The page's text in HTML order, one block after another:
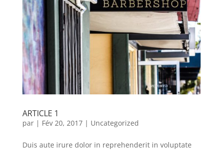
ARTICLE 1
par | Fév 20, 2017| Uncategorized
Duis aute irure dolor in reprehenderit in voluptate